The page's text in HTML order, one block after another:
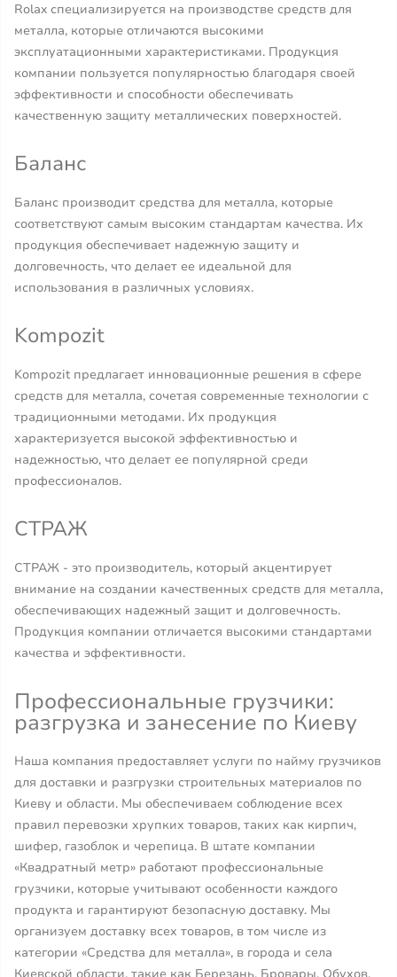
Rolax специализируется на производстве средств для
металла, которые отличаются высокими
эксплуатационными характеристиками. Продукция
компании пользуется популярностью благодаря своей
эффективности и способности обеспечивать
качественную защиту металлических поверхностей.
Баланс
Баланс производит средства для металла, которые
соответствуют самым высоким стандартам качества. Их
продукция обеспечивает надежную защиту и
долговечность, что делает ее идеальной для
использования в различных условиях.
Kompozit
Kompozit предлагает инновационные решения в сфере
средств для металла, сочетая современные технологии с
традиционными методами. Их продукция
характеризуется высокой эффективностью и
надежностью, что делает ее популярной среди
профессионалов.
СТРАЖ
СТРАЖ - это производитель, который акцентирует
внимание на создании качественных средств для металла,
обеспечивающих надежный защит и долговечность.
Продукция компании отличается высокими стандартами
качества и эффективности.
Профессиональные грузчики:
разгрузка и занесение по Киеву
Наша компания предоставляет услуги по найму грузчиков
для доставки и разгрузки строительных материалов по
Киеву и области. Мы обеспечиваем соблюдение всех
правил перевозки хрупких товаров, таких как кирпич,
шифер, газоблок и черепица. В штате компании
«Квадратный метр» работают профессиональные
грузчики, которые учитывают особенности каждого
продукта и гарантируют безопасную доставку. Мы
организуем доставку всех товаров, в том числе из
категории «Средства для металла», в города и села